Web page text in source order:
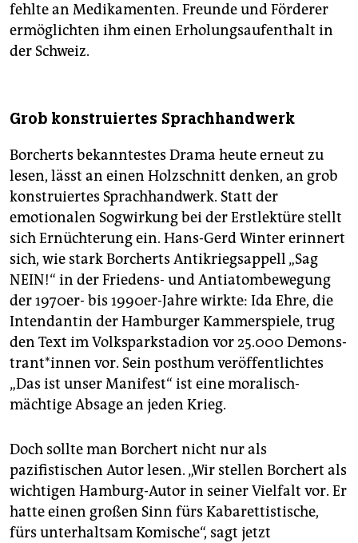
fehlte an Medikamenten. Freunde und Förderer
ermöglichten ihm einen Erholungsaufenthalt in
der Schweiz.
Grob konstruiertes Sprachhandwerk
Borcherts bekanntestes Drama heute erneut zu
lesen, lässt an einen Holzschnitt denken, an grob
konstruiertes Sprachhandwerk. Statt der
emotionalen Sogwirkung bei der Erstlektüre stellt
sich Ernüchterung ein. Hans-Gerd Winter erinnert
sich, wie stark Borcherts Antikriegsappell „Sag
NEIN!“ in der Friedens- und Antiatombewegung
der 1970er- bis 1990er-Jahre wirkte: Ida Ehre, die
Intendantin der Hamburger Kammerspiele, trug
den Text im Volksparkstadion vor 25.000 De­mons­
tran­t*in­nen vor. Sein posthum veröffentlichtes
„Das ist unser Manifest“ ist eine moralisch-
mächtige Absage an jeden Krieg.
Doch sollte man Borchert nicht nur als
pazifistischen Autor lesen. „Wir stellen Borchert als
wichtigen Hamburg-Autor in seiner Vielfalt vor. Er
hatte einen großen Sinn fürs Kabarettistische,
fürs unterhaltsam Komische“, sagt jetzt